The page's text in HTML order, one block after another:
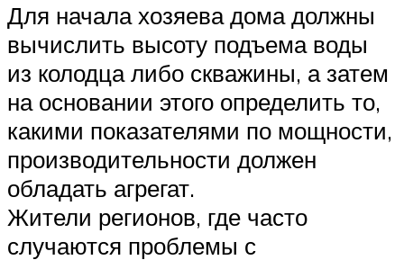
Для начала хозяева дома должны
вычислить высоту подъема воды
из колодца либо скважины, а затем
на основании этого определить то,
какими показателями по мощности,
производительности должен
обладать агрегат.
Жители регионов, где часто
случаются проблемы с